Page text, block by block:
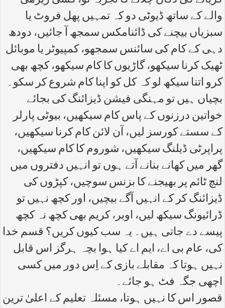
والے کے ساتھ ڈیوٹی دو کہ تمہیں پھل فروٹ یا
سبزیاں بیچنے کی ڈائنامکس سمجھ آ جائیں، دودھ
دہی کے کام کی سائنس سمجھو، کمپیوٹر یا موبائل
ٹھیک کرنا سیکھو، گاڑیوں کا کام سیکھو، کچھ بھی
کرو اتنا سیکھ لو کہ کل کو اپنا کام شروع کر سکو۔
بچیاں ہیں تو مہنگی فیشن ڈیزائنگ کی بجائے
خواتین درزنوں کے پاس کام سیکھیں، بیوٹی پارلر
کے سستے کورسز لیں، آن لائن کام کرنا سیکھیں،
پراپرٹی ڈیلنگ سیکھیں، شوروم کا کام سیکھیں،
گھر میں کھانے بنانے آتے ہوں تو انہیں دفتروں میں
لنچ ٹائم پر بھیجنے کا بزنس سوچیں، کپڑوں کی
ڈیزائنگ کر کے انہیں آگے بیچیں، اور کچھ نہیں تو
ڈرائیونگ سیکھ لیں، اوبر، کریم بھی کچھ نہ کچھ
پیسے دے جاتی ہیں۔ یہ سب کیوں کریں؟ قسم خدا
کی، عام بی اے، ایم اے کیا ہوا بچہ ہرگز اس قابل
نہیں ہوتا کہ مقابلے بازی کے اِس دور میں کسی
اچھی جگہ فٹ ہو جائے۔
قصور اس کا نہیں ہوتا، مسئلہ تعلیم کے اعلیٰ ترین